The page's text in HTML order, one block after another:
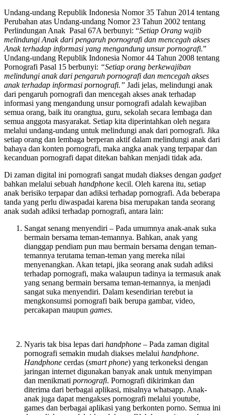
Undang-undang Republik Indonesia Nomor 35 Tahun 2014 tentang
Perubahan atas Undang-undang Nomor 23 Tahun 2002 tentang
Perlindungan Anak Pasal 67A berbunyi: “Setiap Orang wajib
melindungi Anak dari pengaruh pornografi dan mencegah akses
Anak terhadap informasi yang mengandung unsur pornografi.”
Undang-undang Republik Indonesia Nomor 44 Tahun 2008 tentang
Pornografi Pasal 15 berbunyi: “Setiap orang berkewajiban
melindungi anak dari pengaruh pornografi dan mencegah akses
anak terhadap informasi pornografi.” Jadi jelas, melindungi anak
dari pengaruh pornografi dan mencegah akses anak terhadap
informasi yang mengandung unsur pornografi adalah kewajiban
semua orang, baik itu orangtua, guru, sekolah secara lembaga dan
semua anggota masyarakat. Setiap kita diperintahkan oleh negara
melalui undang-undang untuk melindungi anak dari pornografi. Jika
setiap orang dan lembaga berperan aktif dalam melindungi anak dari
bahaya dan konten pornografi, maka angka anak yang terpapar dan
kecanduan pornografi dapat ditekan bahkan menjadi tidak ada.
Di zaman digital ini pornografi sangat mudah diakses dengan gadget
bahkan melalui sebuah handphone kecil. Oleh karena itu, setiap
anak berisiko terpapar dan adiksi terhadap pornografi. Ada beberapa
tanda yang perlu diwaspadai karena bisa merupakan tanda seorang
anak sudah adiksi terhadap pornografi, antara lain:
Sangat senang menyendiri – Pada umumnya anak-anak suka
bermain bersama teman-temannya. Bahkan, anak yang
dianggap pendiam pun mau bermain bersama dengan teman-
temannya terutama teman-teman yang mereka nilai
menyenangkan. Akan tetapi, jika seorang anak sudah adiksi
terhadap pornografi, maka walaupun tadinya ia termasuk anak
yang senang bermain bersama teman-temannya, ia menjadi
sangat suka menyendiri. Dalam kesendirian terebut ia
mengkonsumsi pornografi baik berupa gambar, video,
percakapan maupun games.
Nyaris tak bisa lepas dari handphone – Pada zaman digital
pornografi semakin mudah diakses melalui handphone.
Handphone cerdas (smart phone) yang terkoneksi dengan
jaringan internet digunakan banyak anak untuk menyimpan
dan menikmati pornografi. Pornografi dikirimkan dan
diterima dari berbagai aplikasi, misalnya whatsapp. Anak-
anak juga dapat mengakses pornografi melalui youtube,
games dan berbagai aplikasi yang berkonten porno. Semua ini